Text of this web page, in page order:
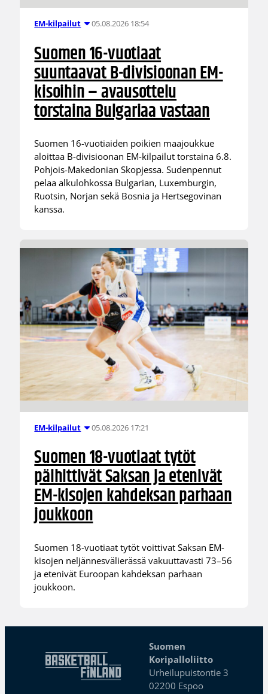
EM-kilpailut 05.08.2026 18:54
Suomen 16-vuotiaat
suuntaavat B-divisioonan EM-
kisoihin – avausottelu
torstaina Bulgariaa vastaan
Suomen 16-vuotiaiden poikien maajoukkue
aloittaa B-divisioonan EM-kilpailut torstaina 6.8.
Pohjois-Makedonian Skopjessa. Sudenpennut
pelaa alkulohkossa Bulgarian, Luxemburgin,
Ruotsin, Norjan sekä Bosnia ja Hertsegovinan
kanssa.
EM-kilpailut 05.08.2026 17:21
Suomen 18-vuotiaat tytöt
päihittivät Saksan ja etenivät
EM-kisojen kahdeksan parhaan
joukkoon
Suomen 18-vuotiaat tytöt voittivat Saksan EM-
kisojen neljännesvälierässä vakuuttavasti 73–56
ja etenivät Euroopan kahdeksan parhaan
joukkoon.
Suomen
Koripalloliitto
Urheilupuistontie 3
02200 Espoo